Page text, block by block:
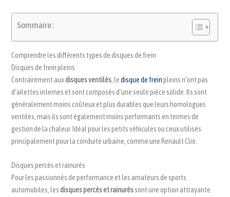
Sommaire :
Comprendre les différents types de disques de frein
Disques de frein pleins
Contrairement auxdisques ventilés , ledisque de freinpleins n’ont pas
d’ailettes internes et sont composés d’une seule pièce solide. Ils sont
généralement moins coûteux et plus durables que leurs homologues
ventilés, mais ils sont également moins performants en termes de
gestion de la chaleur. Idéal pour les petits véhicules ou ceux utilisés
principalement pour la conduite urbaine, comme une Renault Clio.
Disques percés et rainurés
Pour les passionnés de performance et les amateurs de sports
automobiles, lesdisques percés et rainuréssont une option attrayante.